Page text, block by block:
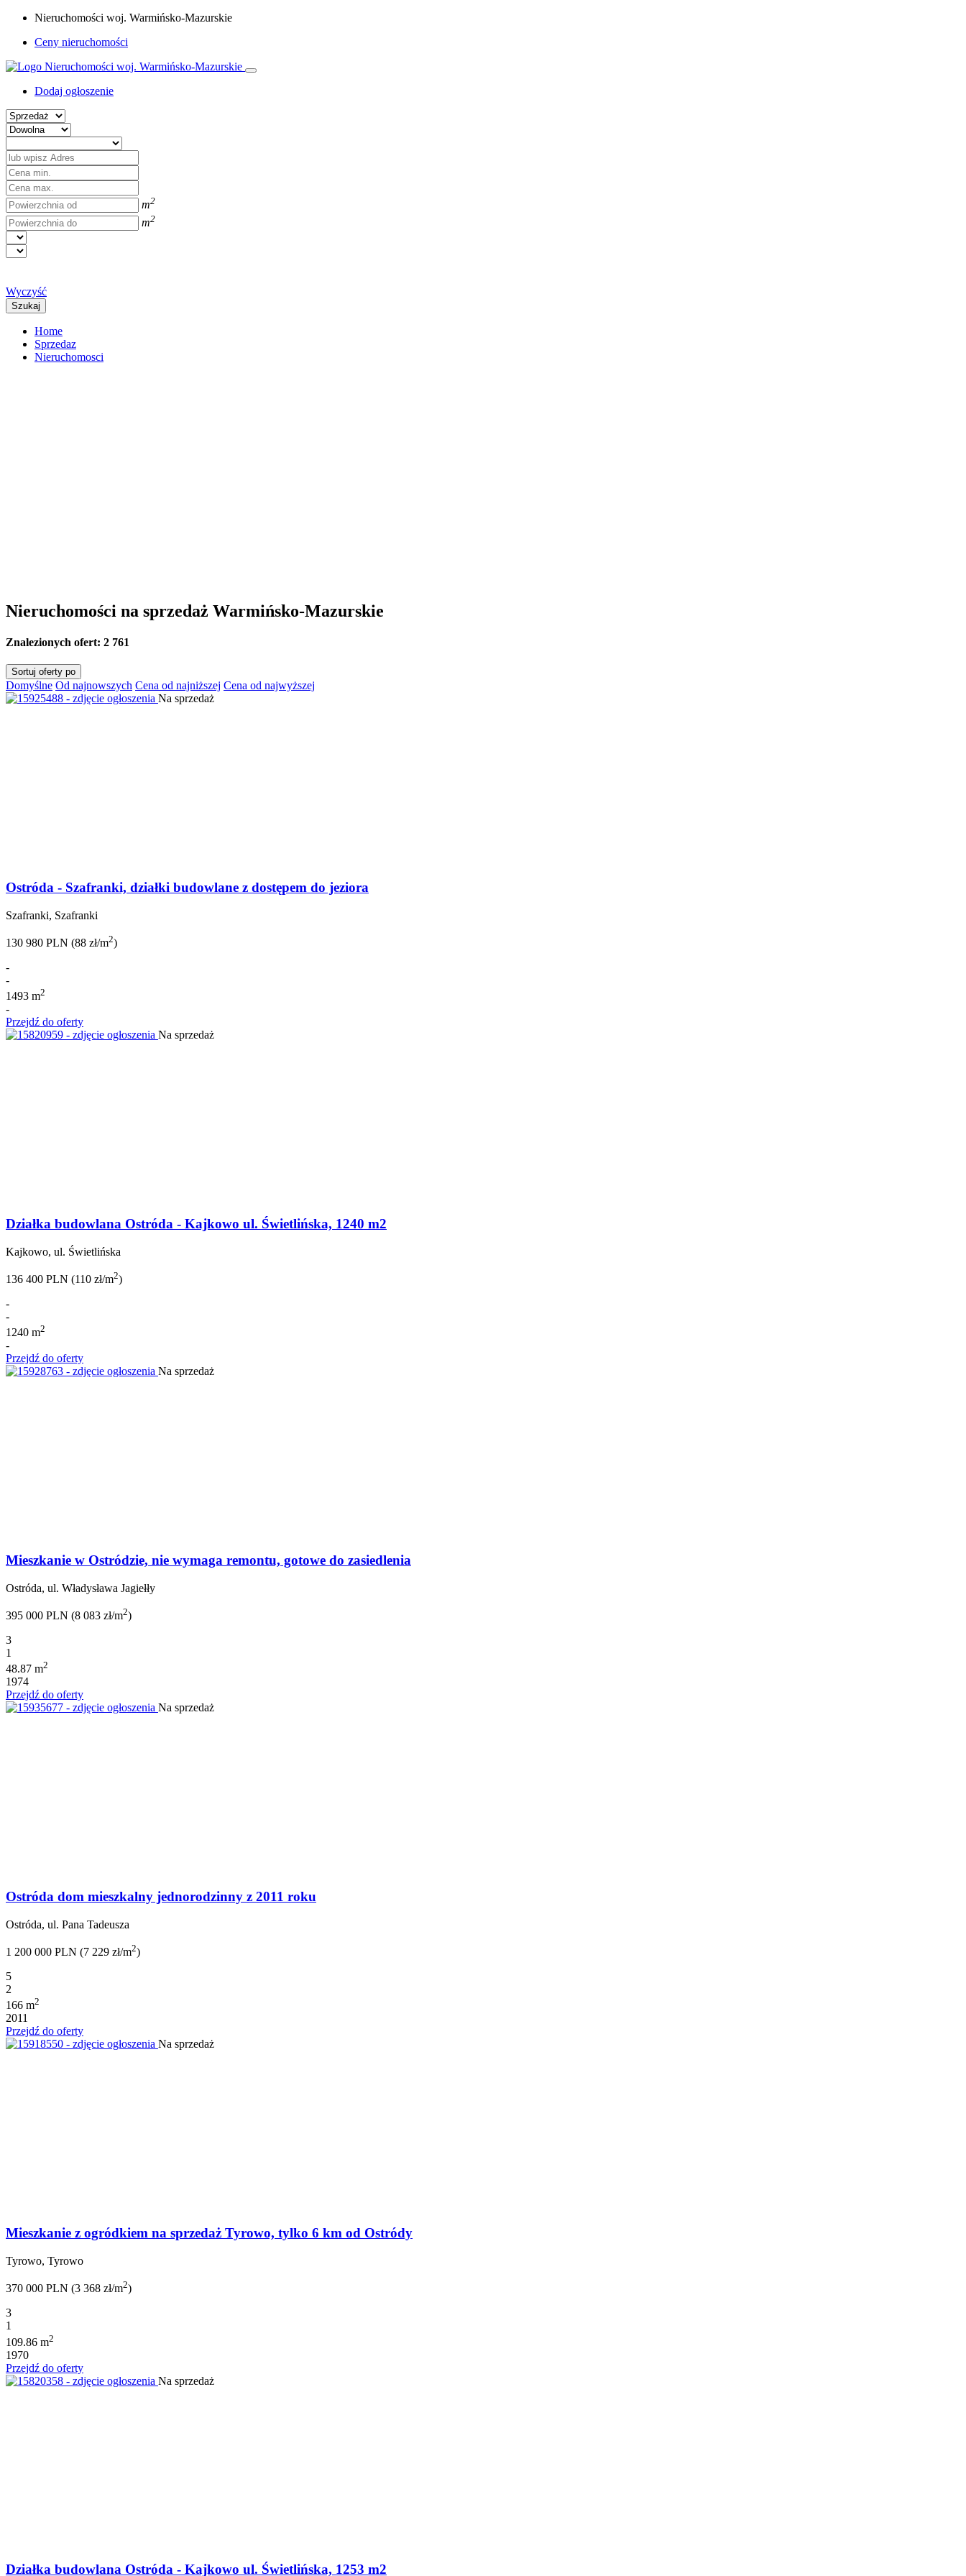
Nieruchomości woj. Warmińsko-Mazurskie
Ceny nieruchomości
Dodaj ogłoszenie
m2
m2
Wyczyść
Szukaj
Home
Sprzedaz
Nieruchomosci
Nieruchomości na sprzedaż Warmińsko-Mazurskie
Znalezionych ofert: 2 761
Sortuj oferty po
Domyślne Od najnowszych Cena od najniższej Cena od najwyższej
Na sprzedaż
Ostróda - Szafranki, działki budowlane z dostępem do jeziora
Szafranki, Szafranki
130 980 PLN (88 zł/m2)
-
-
1493 m2
-
Przejdź do oferty
Na sprzedaż
Działka budowlana Ostróda - Kajkowo ul. Świetlińska, 1240 m2
Kajkowo, ul. Świetlińska
136 400 PLN (110 zł/m2)
-
-
1240 m2
-
Przejdź do oferty
Na sprzedaż
Mieszkanie w Ostródzie, nie wymaga remontu, gotowe do zasiedlenia
Ostróda, ul. Władysława Jagiełły
395 000 PLN (8 083 zł/m2)
3
1
48.87 m2
1974
Przejdź do oferty
Na sprzedaż
Ostróda dom mieszkalny jednorodzinny z 2011 roku
Ostróda, ul. Pana Tadeusza
1 200 000 PLN (7 229 zł/m2)
5
2
166 m2
2011
Przejdź do oferty
Na sprzedaż
Mieszkanie z ogródkiem na sprzedaż Tyrowo, tylko 6 km od Ostródy
Tyrowo, Tyrowo
370 000 PLN (3 368 zł/m2)
3
1
109.86 m2
1970
Przejdź do oferty
Na sprzedaż
Działka budowlana Ostróda - Kajkowo ul. Świetlińska, 1253 m2